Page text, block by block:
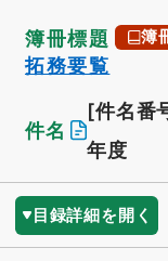
簿冊標題 簿
拓務要覧
件名
[件名番
年度
目録詳細を開く